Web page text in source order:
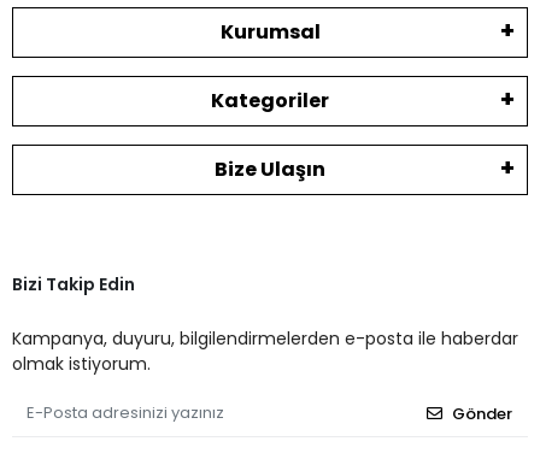
Kurumsal
Kategoriler
Bize Ulaşın
Bizi Takip Edin
Kampanya, duyuru, bilgilendirmelerden e-posta ile haberdar
olmak istiyorum.
Gönder